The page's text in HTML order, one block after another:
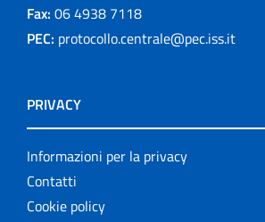
Fax: 06 4938 7118
PEC: protocollo.centrale@pec.iss.it
PRIVACY
Informazioni per la privacy
Contatti
Cookie policy